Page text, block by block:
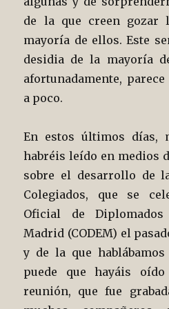
de la que creen gozar
mayoría de ellos. Este
desidia de la mayoría
afortunadamente,
a poco.
En estos últimos días,
habréis leído en medios
sobre el desarrollo de
Colegiados, que se
Oficial de
Madrid (CODEM) el
y de la que hablábamos
puede que hayáis
reunión, que fue